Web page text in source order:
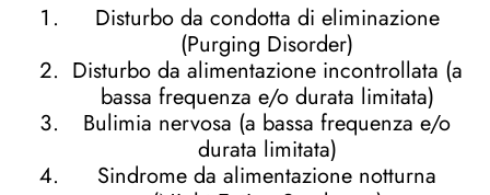
Disturbo da condotta di eliminazione
(Purging Disorder)
Disturbo da alimentazione incontrollata (a
bassa frequenza e/o durata limitata)
Bulimia nervosa (a bassa frequenza e/o
durata limitata)
Sindrome da alimentazione notturna